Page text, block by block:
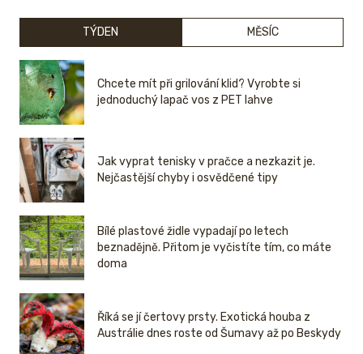
TÝDEN MĚSÍC
Chcete mít při grilování klid? Vyrobte si
jednoduchý lapač vos z PET lahve
Jak vyprat tenisky v pračce a nezkazit je.
Nejčastější chyby i osvědčené tipy
Bílé plastové židle vypadají po letech
beznadějně. Přitom je vyčistíte tím, co máte
doma
Říká se jí čertovy prsty. Exotická houba z
Austrálie dnes roste od Šumavy až po Beskydy